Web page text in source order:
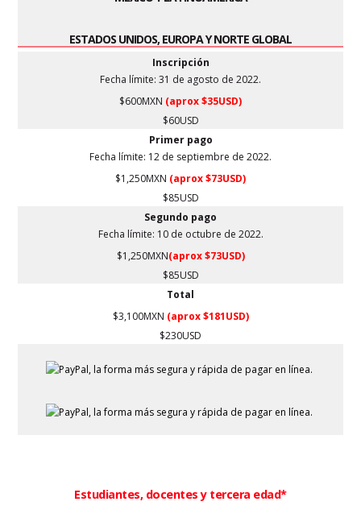
ESTADOS UNIDOS, EUROPA Y NORTE GLOBAL
Inscripción
Fecha límite: 31 de agosto de 2022.
$600MXN (aprox $35USD)
$60USD
Primer pago
Fecha límite: 12 de septiembre de 2022.
$1,250MXN (aprox $73USD)
$85USD
Segundo pago
Fecha límite: 10 de octubre de 2022.
$1,250MXN(aprox $73USD)
$85USD
Total
$3,100MXN (aprox $181USD)
$230USD
Estudiantes, docentes y tercera edad*